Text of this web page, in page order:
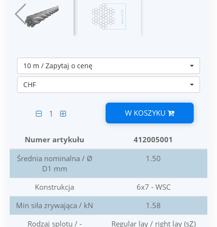
10 m / Zapytaj o cenę
CHF
1 W KOSZYKU
Numer artykułu
412005001
Średnia nominalna / Ø
D1 mm
1.50
Konstrukcja
6x7 - WSC
Min siła zrywająca / kN
1.58
Rodzaj splotu / -
Regular lay / right lay (sZ)